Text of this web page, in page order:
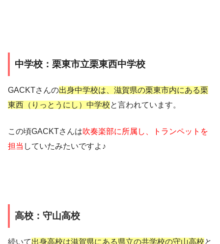
中学校：栗東市立栗東西中学校
GACKTさんの出身中学校は、滋賀県の栗東市内にある栗
東西（りっとうにし）中学校と言われています。
この頃GACKTさんは吹奏楽部に所属し、トランペットを
担当 していたみたいですよ♪
高校：守山高校
続いて出身高校は滋賀県にある県立の共学校の守山高校と